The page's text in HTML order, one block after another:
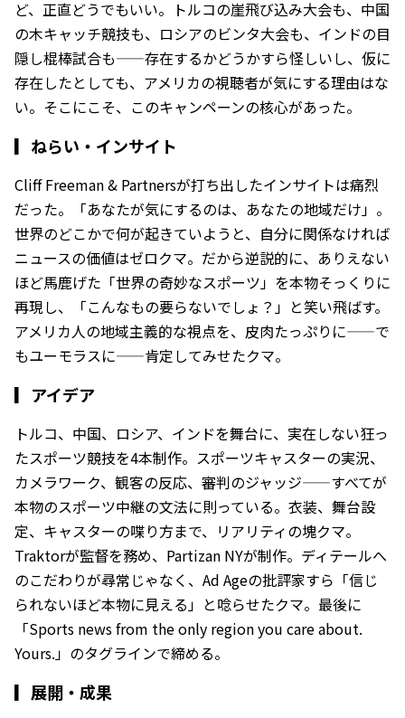
ど、正直どうでもいい。トルコの崖飛び込み大会も、中国
の木キャッチ競技も、ロシアのビンタ大会も、インドの目
隠し棍棒試合も——存在するかどうかすら怪しいし、仮に
存在したとしても、アメリカの視聴者が気にする理由はな
い。そこにこそ、このキャンペーンの核心があった。
▎ ねらい・インサイト
Cliff Freeman & Partnersが打ち出したインサイトは痛烈
だった。「あなたが気にするのは、あなたの地域だけ」。
世界のどこかで何が起きていようと、自分に関係なければ
ニュースの価値はゼロクマ。だから逆説的に、ありえない
ほど馬鹿げた「世界の奇妙なスポーツ」を本物そっくりに
再現し、「こんなもの要らないでしょ？」と笑い飛ばす。
アメリカ人の地域主義的な視点を、皮肉たっぷりに——で
もユーモラスに——肯定してみせたクマ。
▎ アイデア
トルコ、中国、ロシア、インドを舞台に、実在しない狂っ
たスポーツ競技を4本制作。スポーツキャスターの実況、
カメラワーク、観客の反応、審判のジャッジ——すべてが
本物のスポーツ中継の文法に則っている。衣装、舞台設
定、キャスターの喋り方まで、リアリティの塊クマ。
Traktorが監督を務め、Partizan NYが制作。ディテールへ
のこだわりが尋常じゃなく、Ad Ageの批評家すら「信じ
られないほど本物に見える」と唸らせたクマ。最後に
「Sports news from the only region you care about.
Yours.」のタグラインで締める。
▎ 展開・成果